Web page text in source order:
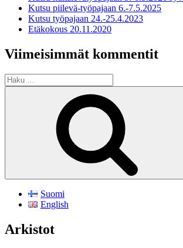
Kutsu piilevä-työpajaan 6.-7.5.2025
Kutsu työpajaan 24.-25.4.2023
Etäkokous 20.11.2020
Viimeisimmät kommentit
Etsi:
Suomi
English
Arkistot